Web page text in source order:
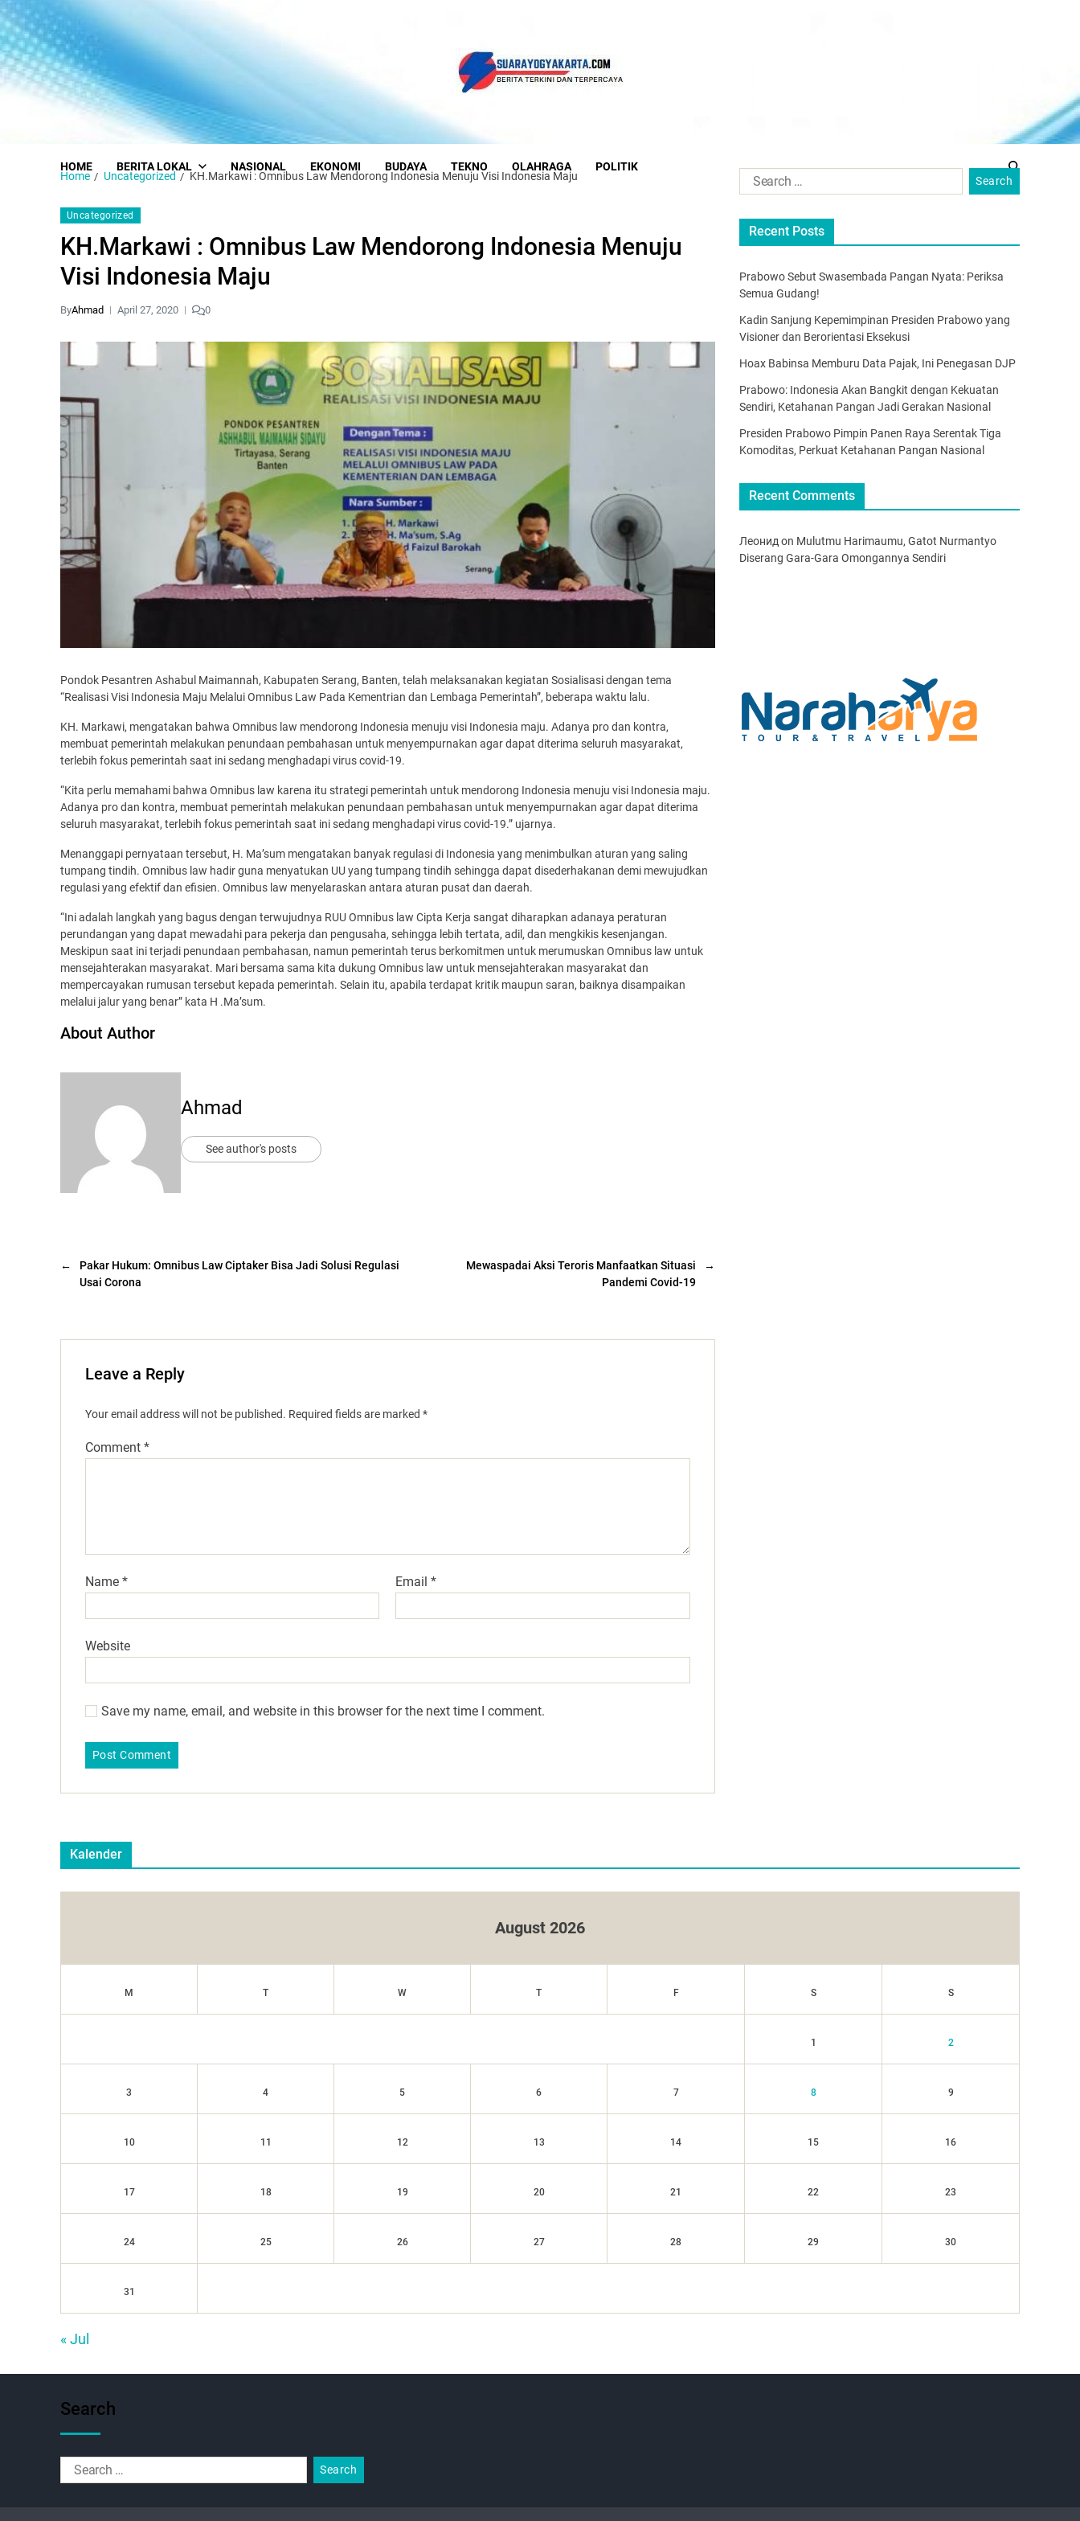
HOME BERITA LOKAL NASIONAL EKONOMI BUDAYA TEKNO OLAHRAGA POLITIK
Home Uncategorized KH.Markawi : Omnibus Law Mendorong Indonesia Menuju Visi Indonesia Maju
Uncategorized
KH.Markawi : Omnibus Law Mendorong Indonesia Menuju
Visi Indonesia Maju
ByAhmad April 27, 2020 0
Pondok Pesantren Ashabul Maimannah, Kabupaten Serang, Banten, telah melaksanakan kegiatan Sosialisasi dengan tema
“Realisasi Visi Indonesia Maju Melalui Omnibus Law Pada Kementrian dan Lembaga Pemerintah”, beberapa waktu lalu.
KH. Markawi, mengatakan bahwa Omnibus law mendorong Indonesia menuju visi Indonesia maju. Adanya pro dan kontra,
membuat pemerintah melakukan penundaan pembahasan untuk menyempurnakan agar dapat diterima seluruh masyarakat,
terlebih fokus pemerintah saat ini sedang menghadapi virus covid-19.
“Kita perlu memahami bahwa Omnibus law karena itu strategi pemerintah untuk mendorong Indonesia menuju visi Indonesia maju.
Adanya pro dan kontra, membuat pemerintah melakukan penundaan pembahasan untuk menyempurnakan agar dapat diterima
seluruh masyarakat, terlebih fokus pemerintah saat ini sedang menghadapi virus covid-19.” ujarnya.
Menanggapi pernyataan tersebut, H. Ma’sum mengatakan banyak regulasi di Indonesia yang menimbulkan aturan yang saling
tumpang tindih. Omnibus law hadir guna menyatukan UU yang tumpang tindih sehingga dapat disederhakanan demi mewujudkan
regulasi yang efektif dan efisien. Omnibus law menyelaraskan antara aturan pusat dan daerah.
“Ini adalah langkah yang bagus dengan terwujudnya RUU Omnibus law Cipta Kerja sangat diharapkan adanaya peraturan
perundangan yang dapat mewadahi para pekerja dan pengusaha, sehingga lebih tertata, adil, dan mengkikis kesenjangan.
Meskipun saat ini terjadi penundaan pembahasan, namun pemerintah terus berkomitmen untuk merumuskan Omnibus law untuk
mensejahterakan masyarakat. Mari bersama sama kita dukung Omnibus law untuk mensejahterakan masyarakat dan
mempercayakan rumusan tersebut kepada pemerintah. Selain itu, apabila terdapat kritik maupun saran, baiknya disampaikan
melalui jalur yang benar” kata H .Ma’sum.
About Author
Ahmad
See author's posts
←
Pakar Hukum: Omnibus Law Ciptaker Bisa Jadi Solusi Regulasi
Usai Corona
→
Mewaspadai Aksi Teroris Manfaatkan Situasi
Pandemi Covid-19
Leave a Reply
Your email address will not be published. Required fields are marked *
Comment *
Name * Email*
Website
Save my name, email, and website in this browser for the next time I comment.
Recent Posts
Prabowo Sebut Swasembada Pangan Nyata: Periksa
Semua Gudang!
Kadin Sanjung Kepemimpinan Presiden Prabowo yang
Visioner dan Berorientasi Eksekusi
Hoax Babinsa Memburu Data Pajak, Ini Penegasan DJP
Prabowo: Indonesia Akan Bangkit dengan Kekuatan
Sendiri, Ketahanan Pangan Jadi Gerakan Nasional
Presiden Prabowo Pimpin Panen Raya Serentak Tiga
Komoditas, Perkuat Ketahanan Pangan Nasional
Recent Comments
Леонид on Mulutmu Harimaumu, Gatot Nurmantyo
Diserang Gara-Gara Omongannya Sendiri
Kalender
August 2026
M T W T F S S
1 2
3 4 5 6 7 8 9
10 11 12 13 14 15 16
17 18 19 20 21 22 23
24 25 26 27 28 29 30
31
« Jul
Search